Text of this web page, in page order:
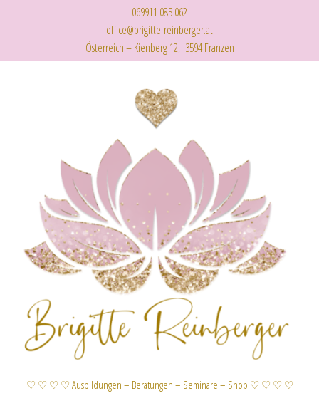
069911 085 062
office@brigitte-reinberger.at
Österreich – Kienberg 12, 3594 Franzen
♡ ♡ ♡ ♡ Ausbildungen – Beratungen – Seminare – Shop ♡ ♡ ♡ ♡